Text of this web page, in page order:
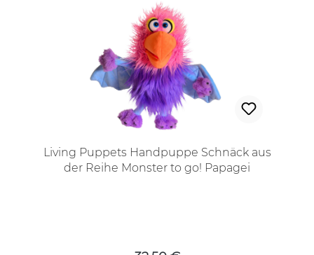
Living Puppets Handpuppe Schnäck aus
der Reihe Monster to go! Papagei